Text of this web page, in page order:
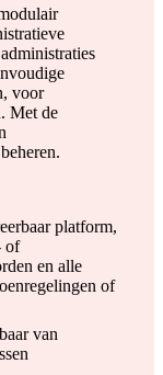
voor
Met de
platform,
of
en alle
of
van